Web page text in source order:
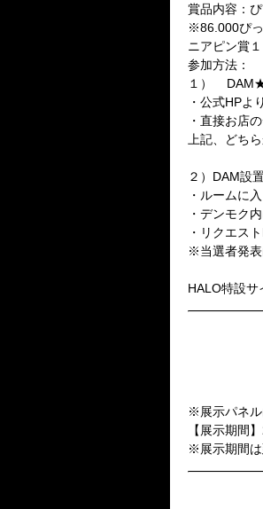
賞品内容：
※86.000ぴっ
ニアピン賞
参加方法：
１） DAM★
・公式HP
・直接お店
上記、どち
２）DAM設
・ルームに
・デンモク
・リクエス
※当選者発表
HALO特設
※展示パネル
【展示期間
※展示期間は